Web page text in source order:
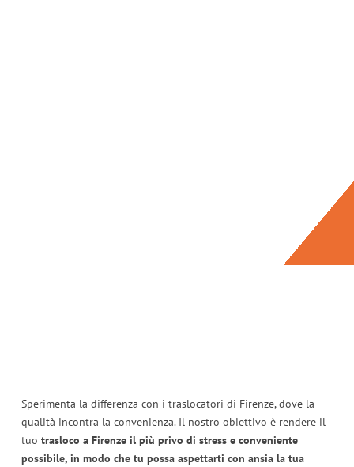
Sperimenta la differenza con i traslocatori di Firenze, dove la
qualità incontra la convenienza. Il nostro obiettivo è rendere il
tuo trasloco a Firenze il più privo di stress e conveniente
possibile, in modo che tu possa aspettarti con ansia la tua